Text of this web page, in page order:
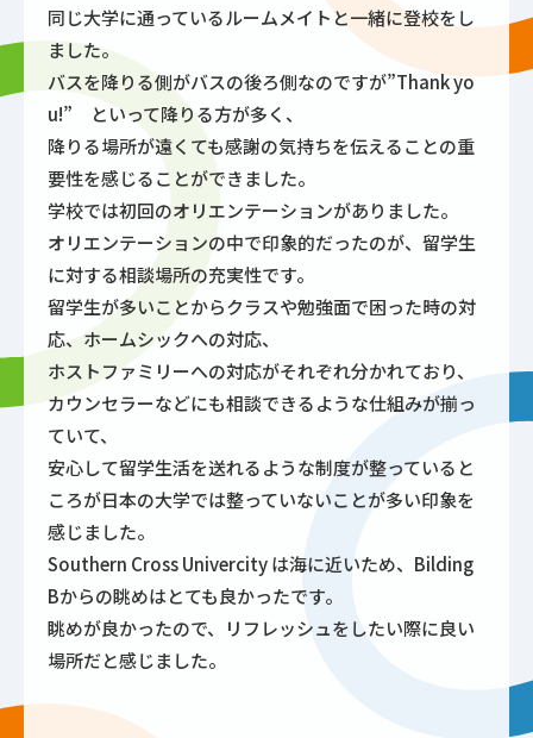
同じ大学に通っているルームメイトと一緒に登校をし
ました。
バスを降りる側がバスの後ろ側なのですが”Thank yo
u!” といって降りる方が多く、
降りる場所が遠くても感謝の気持ちを伝えることの重
要性を感じることができました。
学校では初回のオリエンテーションがありました。
オリエンテーションの中で印象的だったのが、留学生
に対する相談場所の充実性です。
留学生が多いことからクラスや勉強面で困った時の対
応、ホームシックへの対応、
ホストファミリーへの対応がそれぞれ分かれており、
カウンセラーなどにも相談できるような仕組みが揃っ
ていて、
安心して留学生活を送れるような制度が整っていると
ころが日本の大学では整っていないことが多い印象を
感じました。
Southern Cross Univercity は海に近いため、Bilding
Bからの眺めはとても良かったです。
眺めが良かったので、リフレッシュをしたい際に良い
場所だと感じました。